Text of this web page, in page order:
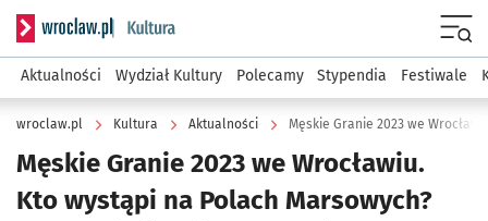
Serwis informacyjny wroclaw.pl podserwis: Kultura
Aktualności Wydział Kultury Polecamy Stypendia Festiwale
wroclaw.pl Kultura Aktualności
Męskie Granie 2023 we Wrocławiu.
Kto wystąpi na Polach Marsowych?